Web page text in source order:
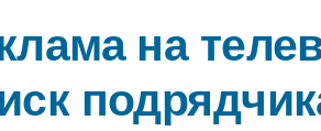
на